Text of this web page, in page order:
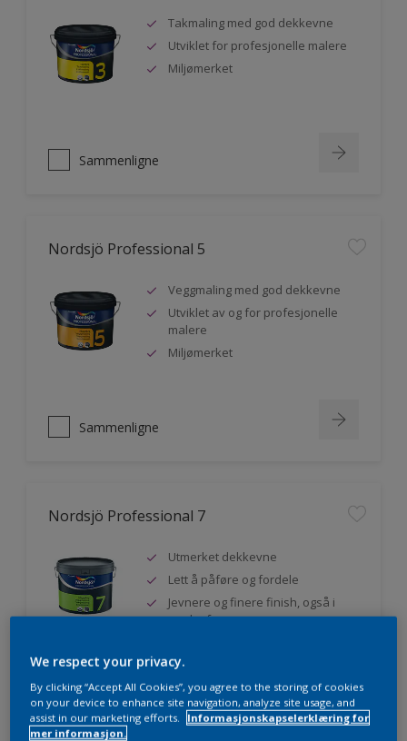
Takmaling med god dekkevne
Utviklet for profesjonelle malere
Miljømerket
Sammenligne
Nordsjö Professional 5
Veggmaling med god dekkevne
Utviklet av og for profesjonelle
malere
Miljømerket
Sammenligne
Nordsjö Professional 7
Utmerket dekkevne
Lett å påføre og fordele
Jevnere og finere finish, også i
mørke farger
Sammenligne
We respect your privacy.
By clicking “Accept All Cookies”, you agree to the storing of cookies
on your device to enhance site navigation, analyze site usage, and
assist in our marketing efforts.
Informasjonskapselerklæring for
mer informasjon.